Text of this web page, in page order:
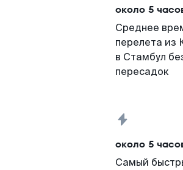
около 5
Среднее
перелета из
в Стамбул
пересадок
около 5
Самый